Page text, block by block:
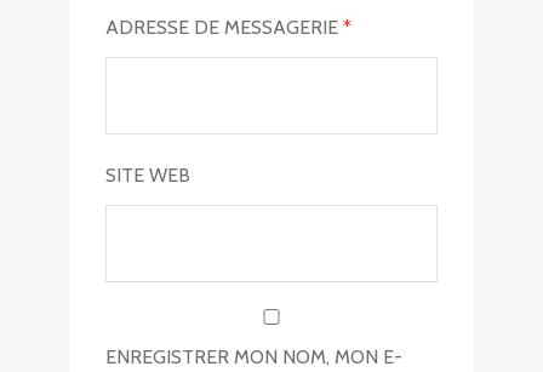
ADRESSE DE MESSAGERIE *
SITE WEB
ENREGISTRER MON NOM, MON E-